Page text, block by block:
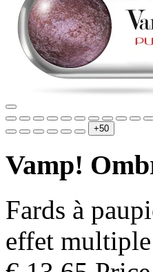
+50
Vamp!
Fards à
effet multiple